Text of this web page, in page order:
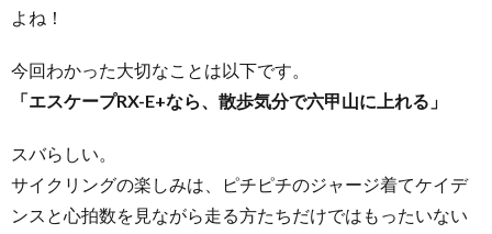
よね！
今回わかった大切なことは以下です。
「エスケープRX-E+なら、散歩気分で六甲山に上れる」
スバらしい。
サイクリングの楽しみは、ピチピチのジャージ着てケイデ
ンスと心拍数を見ながら走る方たちだけではもったいない